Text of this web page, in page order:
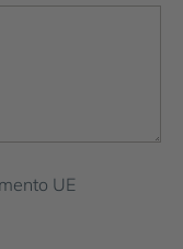
UE